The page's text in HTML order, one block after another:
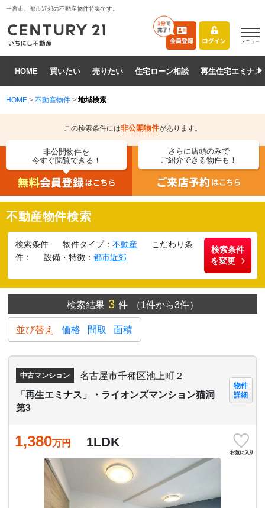
一宮市、都市近郊の不動産物件特集です。
メニュー
HOME 買いたい 売りたい 住宅ローン相談 再生住宅エミナス
HOME > 不動産物件 > 地域検索
この検索条件には非公開物件があります。
非公開物件を
今すぐ閲覧できる！
さらに店頭のみで
ご紹介できる物件も！
不動産物件検索
検索条件 物件タイプ：不動産
こだわり条
件：
設備・特徴：都市近郊
検索条件
を変更
検索結果3 件 （1件から3件）
並び替え 価格 間取 面積
中古マンション
名古屋市千種区池上町２
「再生エミナス」・ライオンズマンション猫洞
第3
物件
詳細
1,380万円 1LDK